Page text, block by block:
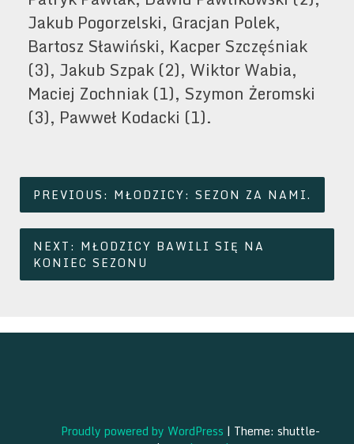
Jakub Pogorzelski, Gracjan Polek,
Bartosz Sławiński, Kacper Szczęśniak
(3), Jakub Szpak (2), Wiktor Wabia,
Maciej Zochniak (1), Szymon Żeromski
(3), Pawweł Kodacki (1).
Nawigacja
wpisu
PREVIOUS: MŁODZICY: SEZON ZA NAMI.
NEXT: MŁODZICY BAWILI SIĘ NA
KONIEC SEZONU
Proudly powered by WordPress | Theme: shuttle-